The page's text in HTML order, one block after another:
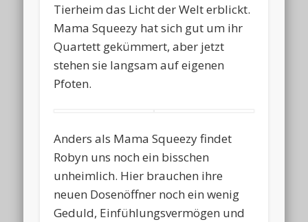
Tierheim das Licht der Welt erblickt.
Mama Squeezy hat sich gut um ihr
Quartett gekümmert, aber jetzt
stehen sie langsam auf eigenen
Pfoten.
Anders als Mama Squeezy findet
Robyn uns noch ein bisschen
unheimlich. Hier brauchen ihre
neuen Dosenöffner noch ein wenig
Geduld, Einfühlungsvermögen und